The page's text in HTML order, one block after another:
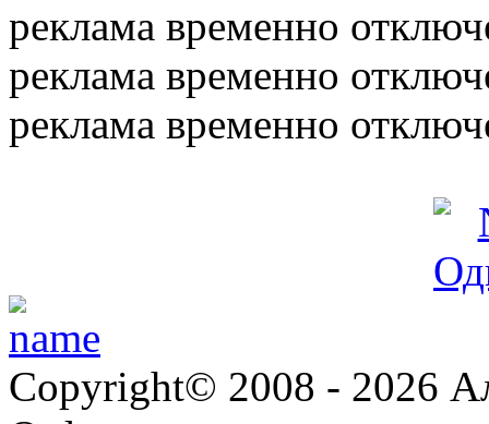
реклама временно
реклама временно
реклама временно
Copyright© 2008 - 2026